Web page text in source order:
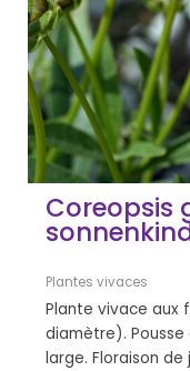
Coreopsis
Plantes vivaces
Plante vivace aux
diamètre).
large. Floraison